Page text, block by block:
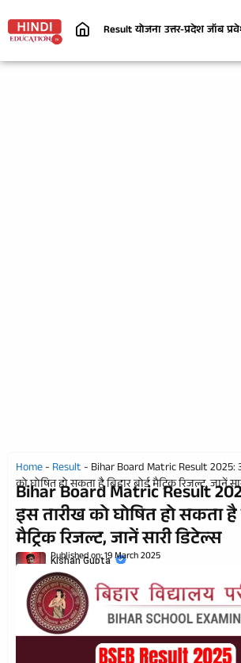
Result योजना उत्तर-प्रदेशजॉब
Home- Result- Bihar Board Matric Result
को घोषित हो सकता है बिहार बोर्ड मैट्रिक रिजल्ट, जानें
Bihar Board Matric Result
इस तारीख को घोषित हो सकता है
मैट्रिक रिजल्ट, जानें सारी डिटेल्स
Kishan Gupta
Published on:19 March 2025